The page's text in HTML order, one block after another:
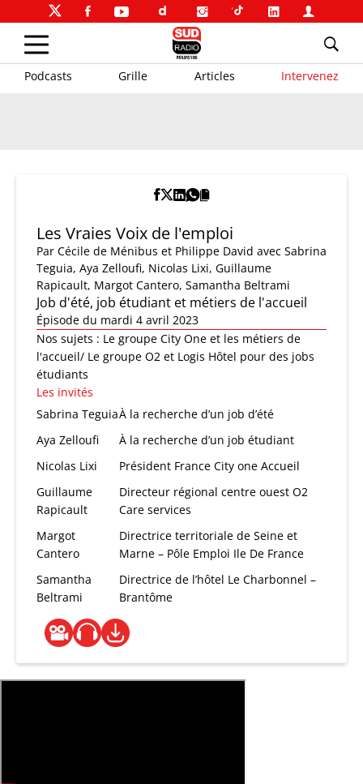
Podcasts Grille Articles Intervenez
Les Vraies Voix de l'emploi
Par Cécile de Ménibus et Philippe David avec Sabrina
Teguia, Aya Zelloufi, Nicolas Lixi, Guillaume
Rapicault, Margot Cantero, Samantha Beltrami
Job d'été, job étudiant et métiers de l'accueil
Épisode du mardi 4 avril 2023
Nos sujets : Le groupe City One et les métiers de
l'accueil/ Le groupe O2 et Logis Hôtel pour des jobs
étudiants
Les invités
Sabrina TeguiaÀ la recherche d’un job d’été
Aya Zelloufi
À la recherche d’un job étudiant
Nicolas Lixi
Président France City one Accueil
Guillaume
Rapicault
Directeur régional centre ouest O2
Care services
Margot
Cantero
Directrice territoriale de Seine et
Marne – Pôle Emploi Ile De France
Samantha
Beltrami
Directrice de l’hôtel Le Charbonnel –
Brantôme